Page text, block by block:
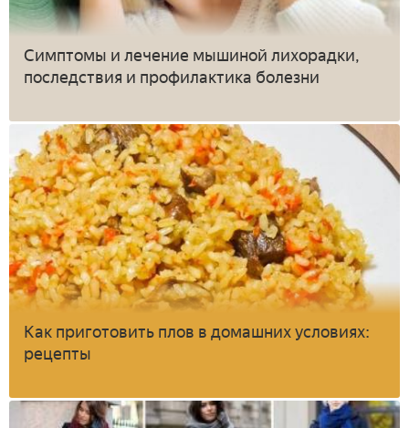
Симптомы и лечение мышиной лихорадки,
последствия и профилактика болезни
Как приготовить плов в домашних условиях:
рецепты